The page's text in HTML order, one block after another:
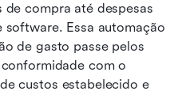
compra até despesas
software. Essa automação
de gasto passe pelos
com o
custos estabelecido e